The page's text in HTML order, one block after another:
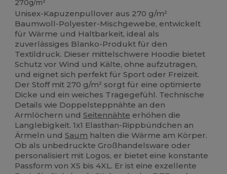
270g/m²
Unisex-Kapuzenpullover aus 270 g/m²
Baumwoll-Polyester-Mischgewebe, entwickelt
für Wärme und Haltbarkeit, ideal als
zuverlässiges Blanko-Produkt für den
Textildruck. Dieser mittelschwere Hoodie bietet
Schutz vor Wind und Kälte, ohne aufzutragen,
und eignet sich perfekt für Sport oder Freizeit.
Der Stoff mit 270 g/m² sorgt für eine optimierte
Dicke und ein weiches Tragegefühl. Technische
Details wie Doppelsteppnähte an den
Armlöchern undSeitennähte erhöhen die
Langlebigkeit. 1x1 Elasthan-Rippbündchen an
Ärmeln undSaum halten die Wärme am Körper.
Ob als unbedruckte Großhandelsware oder
personalisiert mit Logos, er bietet eine konstante
Passform von XS bis 4XL. Er ist eine exzellente